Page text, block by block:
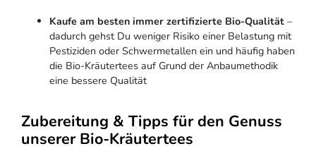
Kaufe am besten immer zertifizierte Bio-Qualität –
dadurch gehst Du weniger Risiko einer Belastung mit
Pestiziden oder Schwermetallen ein und häufig haben
die Bio-Kräutertees auf Grund der Anbaumethodik
eine bessere Qualität
Zubereitung & Tipps für den Genuss
unserer Bio-Kräutertees